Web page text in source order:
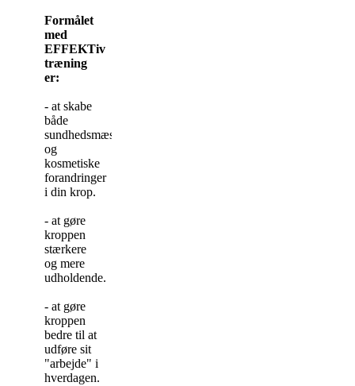
Formålet
med
EFFEKTiv
træning
er:
- at skabe
både
sundhedsmæssige
og
kosmetiske
forandringer
i din krop.
- at gøre
kroppen
stærkere
og mere
udholdende.
- at gøre
kroppen
bedre til at
udføre sit
"arbejde" i
hverdagen.